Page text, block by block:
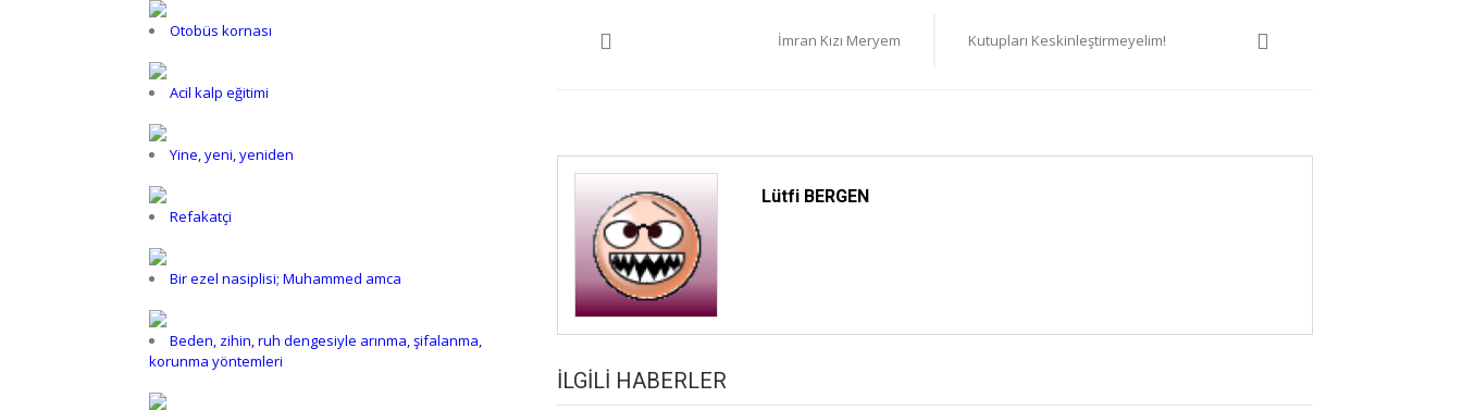
gezinmesi
İmran Kızı Meryem Kutupları Keskinleştirmeyelim!
Lütfi BERGEN
İLGILI HABERLER
Otobüs kornası
Acil kalp eğitimi
Yine, yeni, yeniden
Refakatçi
Bir ezel nasiplisi; Muhammed amca
Beden, zihin, ruh dengesiyle arınma, şifalanma,
korunma yöntemleri